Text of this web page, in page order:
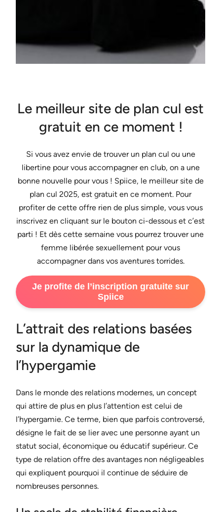
Le meilleur site de plan cul est
gratuit en ce moment !
Si vous avez envie de trouver un plan cul ou une
libertine pour vous accompagner en club, on a une
bonne nouvelle pour vous ! Spiice, le meilleur site de
plan cul 2025, est gratuit en ce moment. Pour
profiter de cette offre rien de plus simple, vous vous
inscrivez en cliquant sur le bouton ci-dessous et c’est
parti ! Et dès cette semaine vous pourrez trouver une
femme libérée sexuellement pour vous
accompagner dans vos aventures torrides.
Je profite de l’inscription gratuite sur
Spiice
L’attrait des relations basées
sur la dynamique de
l’hypergamie
Dans le monde des relations modernes, un concept
qui attire de plus en plus l’attention est celui de
l’hypergamie. Ce terme, bien que parfois controversé,
désigne le fait de se lier avec une personne ayant un
statut social, économique ou éducatif supérieur. Ce
type de relation offre des avantages non négligeables
qui expliquent pourquoi il continue de séduire de
nombreuses personnes.